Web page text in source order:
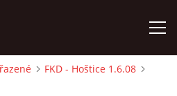
FKD - Hoštice 1.6.08